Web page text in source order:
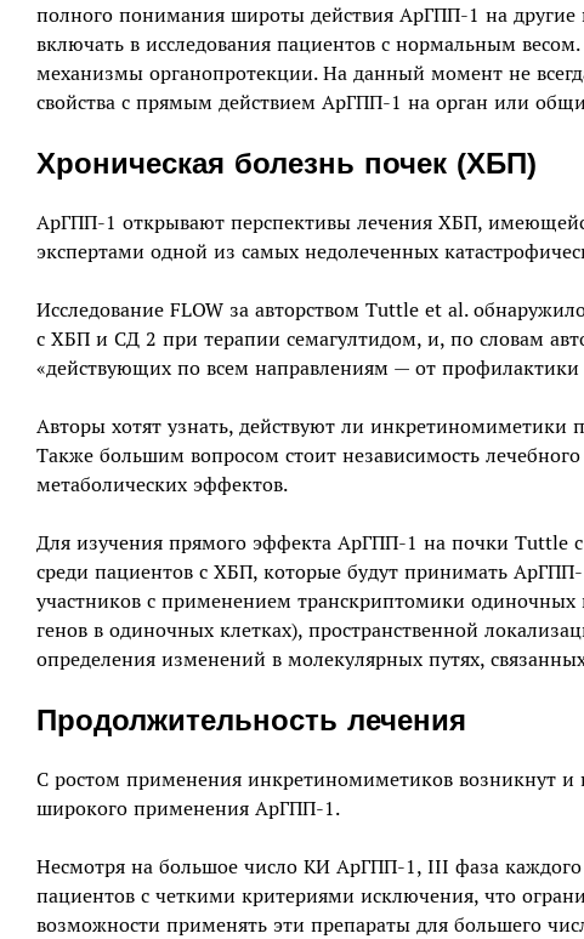
полного понимания широты действия АрГПП-1 на
включать в исследования пациентов с нормальным
механизмы органопротекции. На данный момент не
свойства с прямым действием АрГПП-1 на орган или
Хроническая болезнь почек (ХБП)
АрГПП-1 открывают перспективы лечения ХБП,
экспертами одной из самых недолеченных
Исследование FLOW за авторством Tuttle et al.
с ХБП и СД 2 при терапии семагултидом, и, по словам
«действующих по всем направлениям — от
Авторы хотят узнать, действуют ли
Также большим вопросом стоит независимость
метаболических эффектов.
Для изучения прямого эффекта АрГПП-1 на почки Tuttle
среди пациентов с ХБП, которые будут принимать
участников с применением транскриптомики одиночных
генов в одиночных клетках), пространственной
определения изменений в молекулярных путях,
Продолжительность лечения
С ростом применения инкретиномиметиков возникнут
широкого применения АрГПП-1.
Несмотря на большое число КИ АрГПП-1, III фаза каждого
пациентов с четкими критериями исключения, что
возможности применять эти препараты для большего